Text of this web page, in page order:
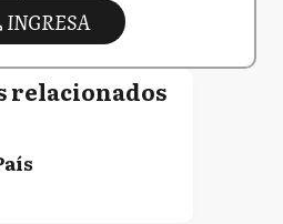
INGRESA
relacionados